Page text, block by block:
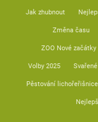
Jak zhubnout
Změna času
ZOO Nové začátky
Volby 2025
Pěstování lichořeřišnice